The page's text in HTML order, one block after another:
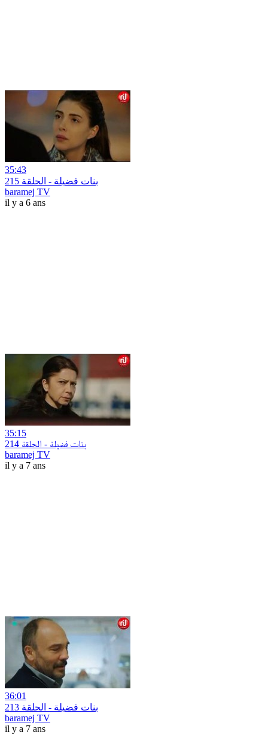
35:43
بنات فضيلة - الحلقة 215
baramej TV
il y a 6 ans
35:15
بنات فضيلة - الحلقة 214
baramej TV
il y a 7 ans
36:01
بنات فضيلة - الحلقة 213
baramej TV
il y a 7 ans